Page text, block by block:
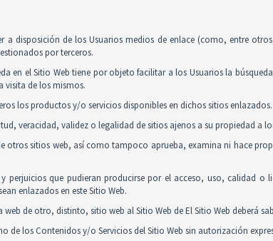
a disposición de los Usuarios medios de enlace (como, entre
por terceros.
en el Sitio Web tiene por objeto facilitar a los Usuarios la
visita de los mismos.
los productos y/o servicios disponibles en dichos sitios enlazados.
veracidad, validez o legalidad de sitios ajenos a su propiedad a
otros sitios web, así como tampoco aprueba, examina ni hace
perjuicios que pudieran producirse por el acceso, uso, calidad
enlazados en este Sitio Web.
de otro, distinto, sitio web al Sitio Web de El Sitio Web deberá
los Contenidos y/o Servicios del Sitio Web sin autorización